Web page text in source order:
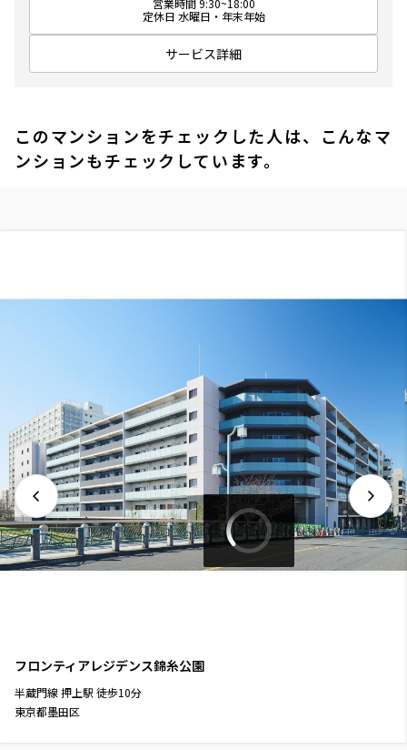
定休日 水曜日・年末年始
サービス詳細
このマンションをチェックした人は、こんなマ
ンションもチェックしています。
フロンティアレジデンス錦糸公園
半蔵門線 押上駅 徒歩10分
東京都墨田区